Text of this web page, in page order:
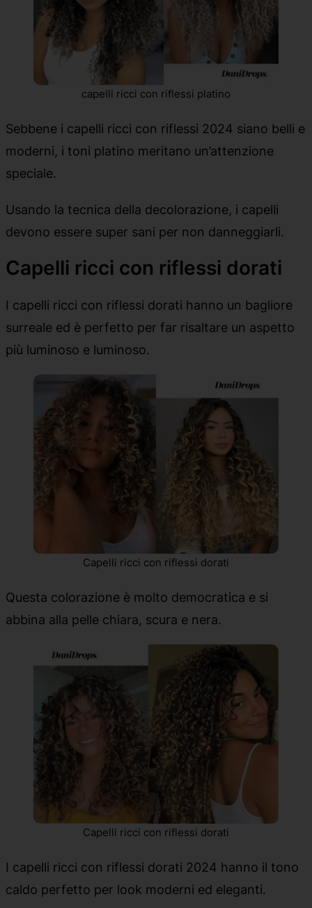
capelli ricci con riflessi platino
Sebbene i capelli ricci con riflessi 2024 siano belli e
moderni, i toni platino meritano un’attenzione
speciale.
Usando la tecnica della decolorazione, i capelli
devono essere super sani per non danneggiarli.
Capelli ricci con riflessi dorati
I capelli ricci con riflessi dorati hanno un bagliore
surreale ed è perfetto per far risaltare un aspetto
più luminoso e luminoso.
Capelli ricci con riflessi dorati
Questa colorazione è molto democratica e si
abbina alla pelle chiara, scura e nera.
Capelli ricci con riflessi dorati
I capelli ricci con riflessi dorati 2024 hanno il tono
caldo perfetto per look moderni ed eleganti.